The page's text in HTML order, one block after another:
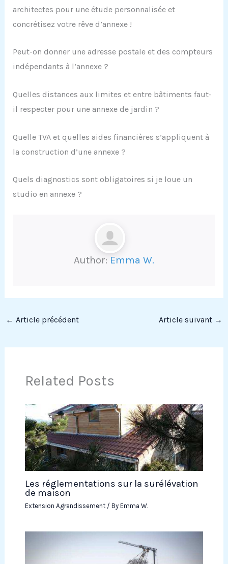
architectes pour une étude personnalisée et
concrétisez votre rêve d’annexe !
Peut-on donner une adresse postale et des compteurs
indépendants à l’annexe ?
Quelles distances aux limites et entre bâtiments faut-
il respecter pour une annexe de jardin ?
Quelle TVA et quelles aides financières s’appliquent à
la construction d’une annexe ?
Quels diagnostics sont obligatoires si je loue un
studio en annexe ?
Author: Emma W.
← Article précédent Article suivant →
Related Posts
Les réglementations sur la surélévation
de maison
Extension Agrandissement/ By Emma W.